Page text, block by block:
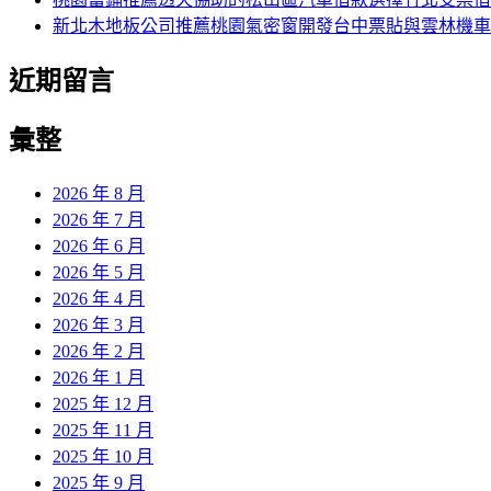
新北木地板公司推薦桃園氣密窗開發台中票貼與雲林機
近期留言
彙整
2026 年 8 月
2026 年 7 月
2026 年 6 月
2026 年 5 月
2026 年 4 月
2026 年 3 月
2026 年 2 月
2026 年 1 月
2025 年 12 月
2025 年 11 月
2025 年 10 月
2025 年 9 月